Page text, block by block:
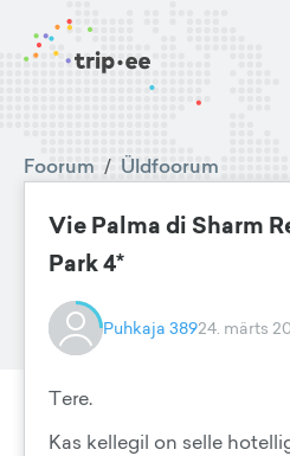
Foorum / Üldfoorum
Vie Palma di Sharm
Park 4*
Puhkaja 38924. märts
Tere.
Kas kellegil on selle